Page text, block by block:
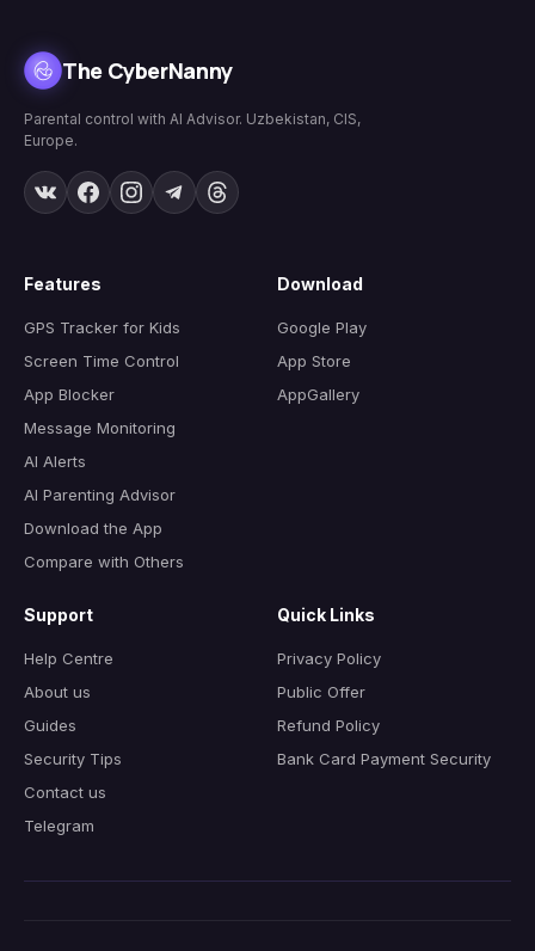
The CyberNanny
Parental control with AI Advisor. Uzbekistan, CIS,
Europe.
Features
GPS Tracker for Kids
Screen Time Control
App Blocker
Message Monitoring
AI Alerts
AI Parenting Advisor
Download the App
Compare with Others
Download
Google Play
App Store
AppGallery
Support
Help Centre
About us
Guides
Security Tips
Contact us
Telegram
Quick Links
Privacy Policy
Public Offer
Refund Policy
Bank Card Payment Security